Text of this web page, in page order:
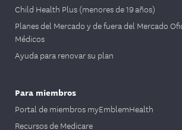
Child Health Plus (menores de 19 años)
Planes del Mercado y de fuera del Mercado
Médicos
Ayuda para renovar su plan
Para miembros
Portal de miembros myEmblemHealth
Recursos de Medicare